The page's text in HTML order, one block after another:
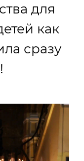
для
как
сразу